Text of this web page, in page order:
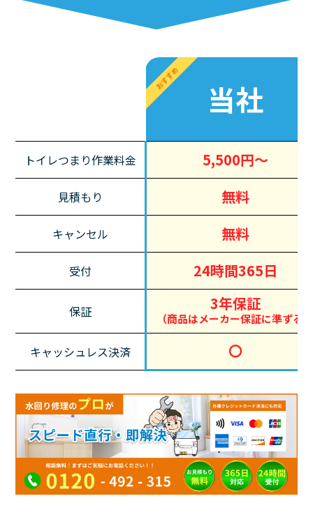
おすすめ
当社
トイレつまり作業料金 5,500円～
見積もり 無料
キャンセル 無料
受付 24時間365日
保証 3年保証
（商品はメーカー保証に準ずる
キャッシュレス決済 〇